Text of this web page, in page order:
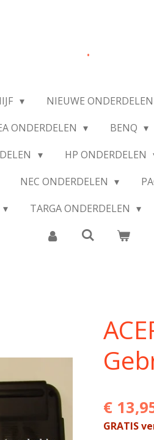
.
NIEUWE ONDERDELEN
ONDERDELEN BENQ
HP ONDERDELEN
NEC ONDERDELEN
TARGA ONDERDELEN
€
GRATIS